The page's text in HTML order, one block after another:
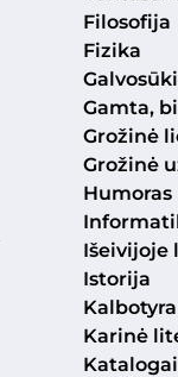
Filosofija
Fizika
Gamta,
Grožinė
Grožinė
Humoras
Išeivijoje
Istorija
Kalbotyra
Karinė
Katalogai